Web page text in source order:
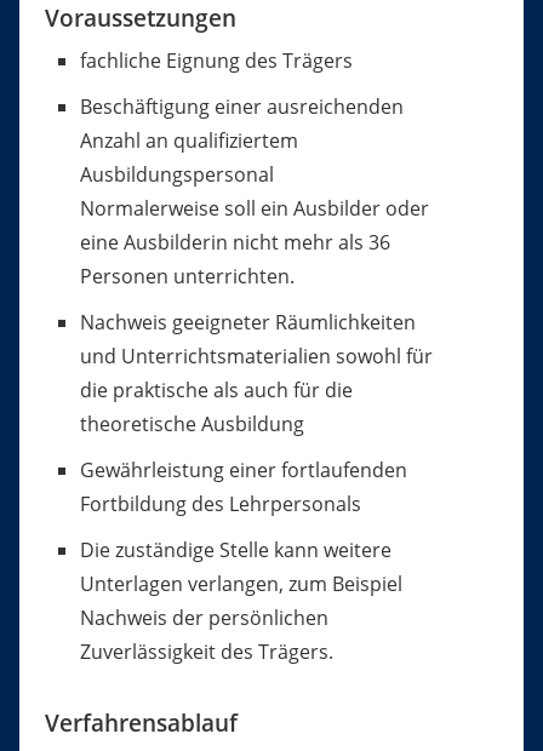
Voraussetzungen
fachliche Eignung des Trägers
Beschäftigung einer ausreichenden
Anzahl an qualifiziertem
Ausbildungspersonal
Normalerweise soll ein Ausbilder oder
eine Ausbilderin nicht mehr als 36
Personen unterrichten.
Nachweis geeigneter Räumlichkeiten
und Unterrichtsmaterialien sowohl für
die praktische als auch für die
theoretische Ausbildung
Gewährleistung einer fortlaufenden
Fortbildung des Lehrpersonals
Die zuständige Stelle kann weitere
Unterlagen verlangen, zum Beispiel
Nachweis der persönlichen
Zuverlässigkeit des Trägers.
Verfahrensablauf